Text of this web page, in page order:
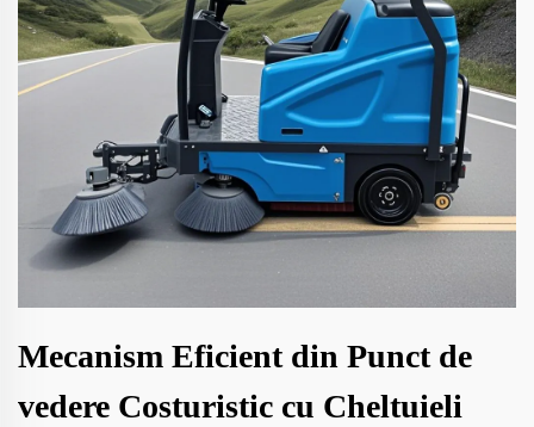
Mecanism Eficient din Punct de
vedere Costuristic cu Cheltuieli